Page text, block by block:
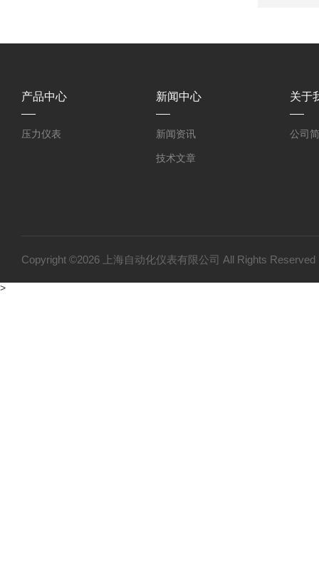
产品中心
压力仪表
新闻中心
新闻资讯
技术文章
关于
公司
Copyright ©2026 上海自动化仪表有限公司 All Rights
>